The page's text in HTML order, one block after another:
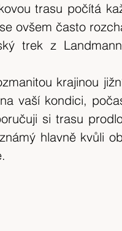
Indonésie
cestuj s mámou
Island
trasu počítá
ovšem často
trek z
krajinou
vaší kondici,
si trasu
hlavně kvůli